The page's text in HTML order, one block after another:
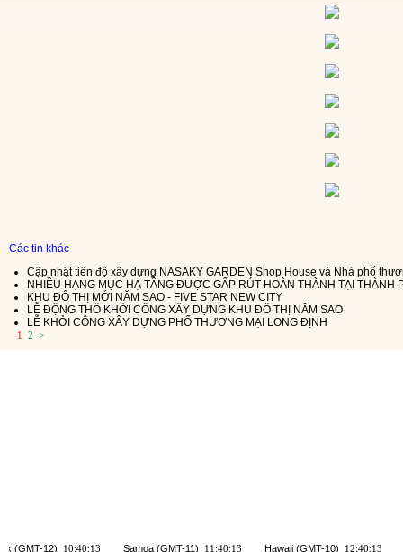
Các tin khác
Cập nhật tiến độ xây dựng NASAKY GARDEN Shop House và Nhà phố
NHIỀU HẠNG MỤC HẠ TẦNG ĐƯỢC GẤP RÚT HOÀN THÀNH TẠI THÀNH
KHU ĐÔ THỊ MỚI NĂM SAO - FIVE STAR NEW CITY
LỄ ĐỘNG THỔ KHỞI CÔNG XÂY DỰNG KHU ĐÔ THỊ NĂM SAO
LỄ KHỞI CÔNG XÂY DỰNG PHỐ THƯƠNG MẠI LONG ĐỊNH
1 2 >